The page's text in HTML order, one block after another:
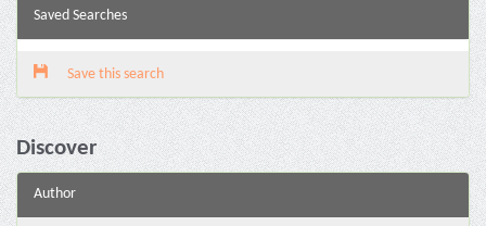
Saved Searches
Save this search
Discover
Author